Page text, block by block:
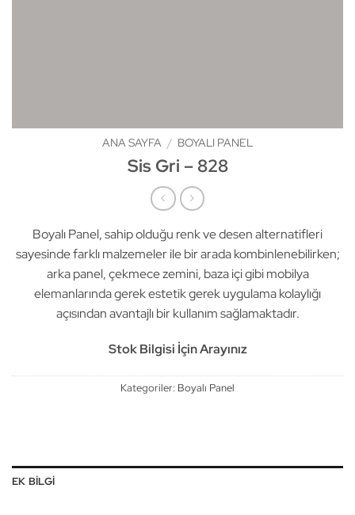
ANA SAYFA / BOYALI PANEL
Sis Gri – 828
Boyalı Panel, sahip olduğu renk ve desen alternatifleri
sayesinde farklı malzemeler ile bir arada kombinlenebilirken;
arka panel, çekmece zemini, baza içi gibi mobilya
elemanlarında gerek estetik gerek uygulama kolaylığı
açısından avantajlı bir kullanım sağlamaktadır.
Stok Bilgisi İçin Arayınız
Kategoriler: Boyalı Panel
EK BILGI